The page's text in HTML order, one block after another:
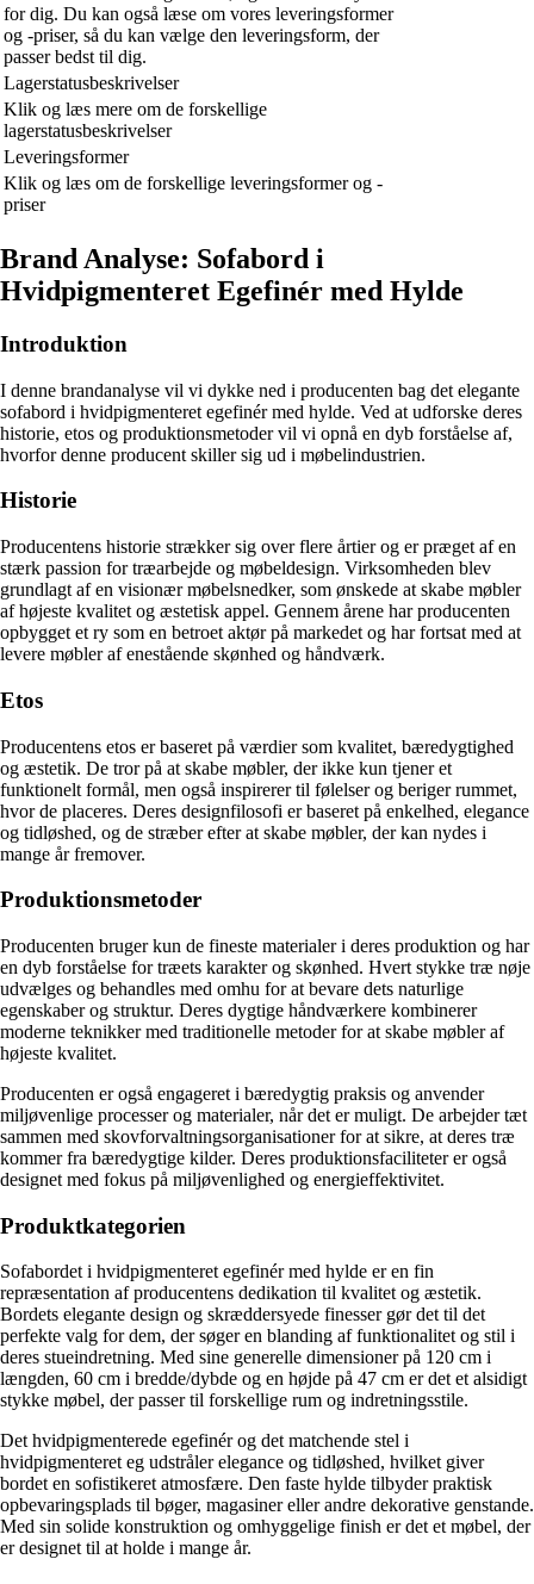
for dig. Du kan også læse om vores leveringsformer
og -priser, så du kan vælge den leveringsform, der
passer bedst til dig.
Lagerstatusbeskrivelser
Klik og læs mere om de forskellige
lagerstatusbeskrivelser
Leveringsformer
Klik og læs om de forskellige leveringsformer og -
priser
Brand Analyse: Sofabord i
Hvidpigmenteret Egefinér med Hylde
Introduktion
I denne brandanalyse vil vi dykke ned i producenten bag det elegante
sofabord i hvidpigmenteret egefinér med hylde. Ved at udforske deres
historie, etos og produktionsmetoder vil vi opnå en dyb forståelse af,
hvorfor denne producent skiller sig ud i møbelindustrien.
Historie
Producentens historie strækker sig over flere årtier og er præget af en
stærk passion for træarbejde og møbeldesign. Virksomheden blev
grundlagt af en visionær møbelsnedker, som ønskede at skabe møbler
af højeste kvalitet og æstetisk appel. Gennem årene har producenten
opbygget et ry som en betroet aktør på markedet og har fortsat med at
levere møbler af enestående skønhed og håndværk.
Etos
Producentens etos er baseret på værdier som kvalitet, bæredygtighed
og æstetik. De tror på at skabe møbler, der ikke kun tjener et
funktionelt formål, men også inspirerer til følelser og beriger rummet,
hvor de placeres. Deres designfilosofi er baseret på enkelhed, elegance
og tidløshed, og de stræber efter at skabe møbler, der kan nydes i
mange år fremover.
Produktionsmetoder
Producenten bruger kun de fineste materialer i deres produktion og har
en dyb forståelse for træets karakter og skønhed. Hvert stykke træ nøje
udvælges og behandles med omhu for at bevare dets naturlige
egenskaber og struktur. Deres dygtige håndværkere kombinerer
moderne teknikker med traditionelle metoder for at skabe møbler af
højeste kvalitet.
Producenten er også engageret i bæredygtig praksis og anvender
miljøvenlige processer og materialer, når det er muligt. De arbejder tæt
sammen med skovforvaltningsorganisationer for at sikre, at deres træ
kommer fra bæredygtige kilder. Deres produktionsfaciliteter er også
designet med fokus på miljøvenlighed og energieffektivitet.
Produktkategorien
Sofabordet i hvidpigmenteret egefinér med hylde er en fin
repræsentation af producentens dedikation til kvalitet og æstetik.
Bordets elegante design og skræddersyede finesser gør det til det
perfekte valg for dem, der søger en blanding af funktionalitet og stil i
deres stueindretning. Med sine generelle dimensioner på 120 cm i
længden, 60 cm i bredde/dybde og en højde på 47 cm er det et alsidigt
stykke møbel, der passer til forskellige rum og indretningsstile.
Det hvidpigmenterede egefinér og det matchende stel i
hvidpigmenteret eg udstråler elegance og tidløshed, hvilket giver
bordet en sofistikeret atmosfære. Den faste hylde tilbyder praktisk
opbevaringsplads til bøger, magasiner eller andre dekorative genstande.
Med sin solide konstruktion og omhyggelige finish er det et møbel, der
er designet til at holde i mange år.